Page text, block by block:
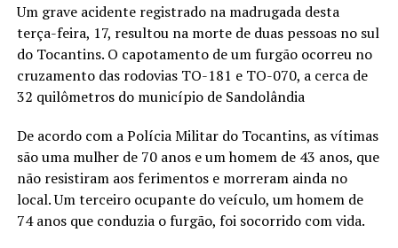
Um grave acidente registrado na madrugada desta
terça-feira, 17, resultou na morte de duas pessoas no sul
do Tocantins. O capotamento de um furgão ocorreu no
cruzamento das rodovias TO-181 e TO-070, a cerca de
32 quilômetros do município de Sandolândia
De acordo com a Polícia Militar do Tocantins, as vítimas
são uma mulher de 70 anos e um homem de 43 anos, que
não resistiram aos ferimentos e morreram ainda no
local. Um terceiro ocupante do veículo, um homem de
74 anos que conduzia o furgão, foi socorrido com vida.